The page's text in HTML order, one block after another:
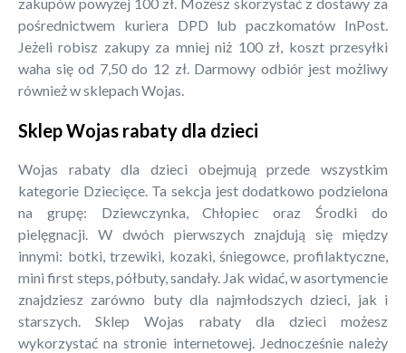
pośrednictwem kuriera DPD lub paczkomatów InPost.
Jeżeli robisz zakupy za mniej niż 100 zł, koszt przesyłki
waha się od 7,50 do 12 zł. Darmowy odbiór jest możliwy
również w sklepach Wojas.
Sklep Wojas rabaty dla dzieci
Wojas rabaty dla dzieci obejmują przede wszystkim
kategorie Dziecięce. Ta sekcja jest dodatkowo podzielona
na grupę: Dziewczynka, Chłopiec oraz Środki do
pielęgnacji. W dwóch pierwszych znajdują się między
innymi: botki, trzewiki, kozaki, śniegowce, profilaktyczne,
mini first steps, półbuty, sandały. Jak widać, w asortymencie
znajdziesz zarówno buty dla najmłodszych dzieci, jak i
starszych. Sklep Wojas rabaty dla dzieci możesz
wykorzystać na stronie internetowej. Jednocześnie należy